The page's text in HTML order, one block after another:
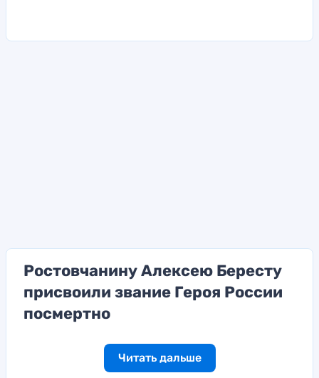
Ростовчанину Алексею Бересту
присвоили звание Героя России
посмертно
Читать дальше